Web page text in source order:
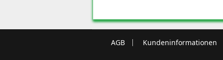
AGB Kundeninformationen